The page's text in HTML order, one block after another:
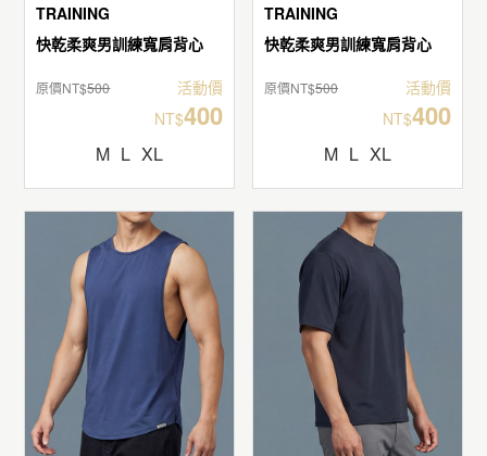
TRAINING
快乾柔爽男訓練寬肩背心
原價NT$500
活動價
NT$400
M L XL
TRAINING
快乾柔爽男訓練寬肩背心
原價NT$500
活動價
NT$400
M L XL